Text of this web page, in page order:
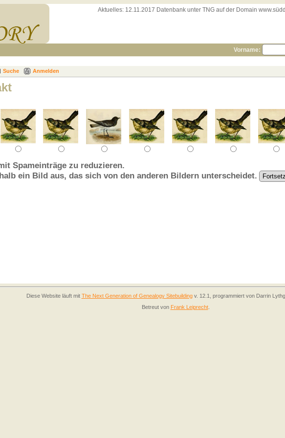
Aktuelles: 12.11.2017 Datenbank unter TNG auf der Domain
Vorname:
Suche Anmelden
Spameinträge zu reduzieren.
ein Bild aus, das sich von den anderen Bildern unterscheidet.
Diese Website läuft mit The Next Generation of Genealogy Sitebuildingv. 12.1, programmiert von Darrin
Betreut von Frank Leiprecht.